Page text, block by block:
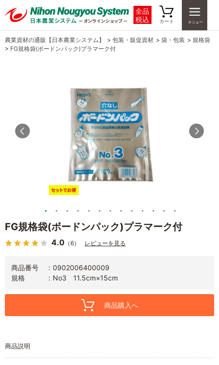
全品
税込
カート
農業資材の通販【日本農業システム】 > 包装・販促資材 > 袋・包装 > 規格袋
> FG規格袋(ボードンパック)プラマーク付
FG規格袋(ボードンパック)プラマーク付
4.0 （6） レビューを見る
商品番号
0902006400009
規格
No3 11.5cm×15cm
商品購入へ
商品説明